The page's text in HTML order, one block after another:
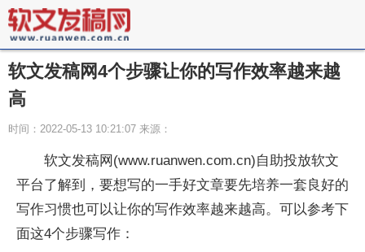
软文发稿网4个步骤让你的写作效率越来越
高
时间：2022-05-13 10:21:07 来源：
软文发稿网(www.ruanwen.com.cn)自助投放软文
平台了解到，要想写的一手好文章要先培养一套良好的
写作习惯也可以让你的写作效率越来越高。可以参考下
面这4个步骤写作：